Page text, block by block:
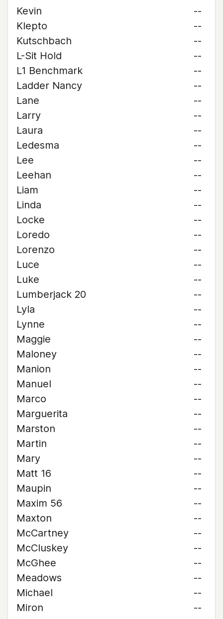
Kevin
--
Klepto
--
Kutschbach
--
L-Sit Hold
--
L1 Benchmark
--
Ladder Nancy
--
Lane
--
Larry
--
Laura
--
Ledesma
--
Lee
--
Leehan
--
Liam
--
Linda
--
Locke
--
Loredo
--
Lorenzo
--
Luce
--
Luke
--
Lumberjack 20
--
Lyla
--
Lynne
--
Maggie
--
Maloney
--
Manion
--
Manuel
--
Marco
--
Marguerita
--
Marston
--
Martin
--
Mary
--
Matt 16
--
Maupin
--
Maxim 56
--
Maxton
--
McCartney
--
McCluskey
--
McGhee
--
Meadows
--
Michael
--
Miron
--